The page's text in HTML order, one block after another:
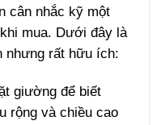
cân nhắc kỹ một
mua. Dưới đây là
nhưng rất hữu ích:
giường để biết
rộng và chiều cao